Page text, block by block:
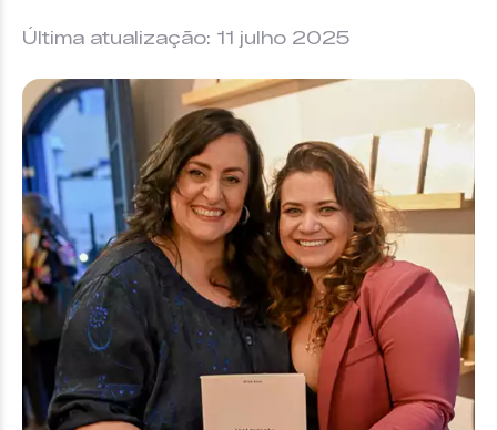
Última atualização: 11 julho 2025